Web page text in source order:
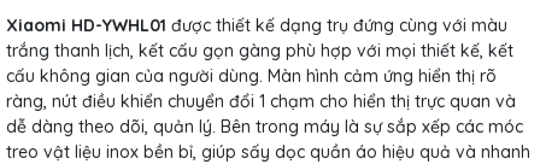
Xiaomi HD-YWHL01 được thiết kế dạng trụ đứng cùng với màu
trắng thanh lịch, kết cấu gọn gàng phù hợp với mọi thiết kế, kết
cấu không gian của người dùng. Màn hình cảm ứng hiển thị rõ
ràng, nút điều khiển chuyển đổi 1 chạm cho hiển thị trực quan và
dễ dàng theo dõi, quản lý. Bên trong máy là sự sắp xếp các móc
treo vật liệu inox bền bỉ, giúp sấy dọc quần áo hiệu quả và nhanh